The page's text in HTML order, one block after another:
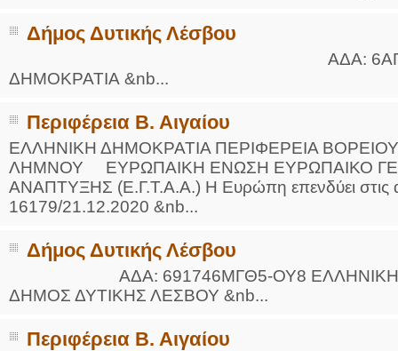
Δήμος Δυτικής Λέσβου
ΑΔΑ: 6ΑΓΑ46ΜΓΘ5-
ΔΗΜΟΚΡΑΤΙΑ &nb...
Περιφέρεια Β. Αιγαίου
ΕΛΛΗΝΙΚΗ ΔΗΜΟΚΡΑΤΙΑ ΠΕΡΙΦΕΡΕΙΑ
ΛΗΜΝΟΥ ΕΥΡΩΠΑΙΚΗ ΕΝΩΣΗ ΕΥΡΩΠΑΙΚΟ
ΑΝΑΠΤΥΞΗΣ (Ε.Γ.Τ.Α.Α.) Η Ευρώπη επενδύει στις
16179/21.12.2020 &nb...
Δήμος Δυτικής Λέσβου
ΑΔΑ: 691746ΜΓΘ5-ΟΥ8 ΕΛΛΗΝΙΚΗ
ΔΗΜΟΣ ΔΥΤΙΚΗΣ ΛΕΣΒΟΥ &nb...
Περιφέρεια Β. Αιγαίου